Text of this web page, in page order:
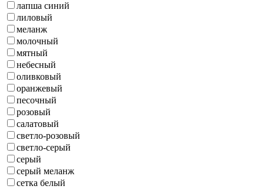
лапша синий
лиловый
меланж
молочный
мятный
небесный
оливковый
оранжевый
песочный
розовый
салатовый
светло-розовый
светло-серый
серый
серый меланж
сетка белый